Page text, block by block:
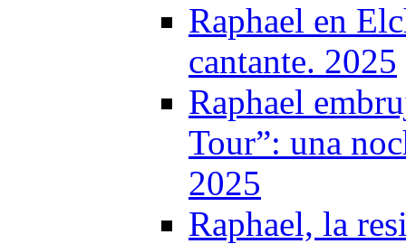
Raphael en
cantante. 2025
Raphael
Tour”: una
2025
Raphael, la